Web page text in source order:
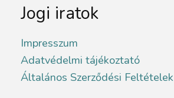
Jogi iratok
Impresszum
Adatvédelmi tájékoztató
Általános Szerződési Feltételek